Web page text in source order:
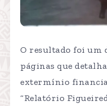
O resultado foi um
páginas que
extermínio
“Relatório